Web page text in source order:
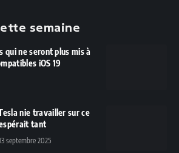
semaine
qui ne seront plus mis à
iOS 19
nie travailler sur ce
tant
septembre 2025